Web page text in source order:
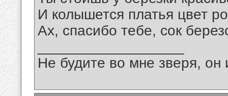
И колышется платья цвет
Ах, спасибо тебе, сок
Не будите во мне зверя, он